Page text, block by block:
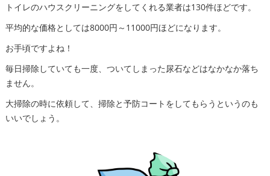
トイレのハウスクリーニングをしてくれる業者は130件ほどです。
平均的な価格としては8000円～11000円ほどになります。
お手頃ですよね！
毎日掃除していても一度、ついてしまった尿石などはなかなか落ち
ません。
大掃除の時に依頼して、掃除と予防コートをしてもらうというのも
いいでしょう。